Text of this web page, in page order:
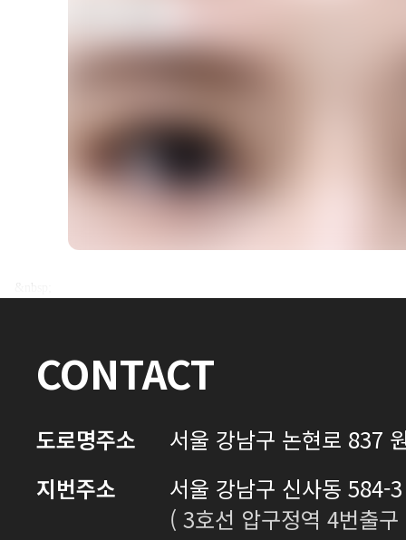
CONTACT
도로명주소
서울 강남구 논현로 837
지번주소
서울 강남구 신사동 584-
( 3호선 압구정역 4번출